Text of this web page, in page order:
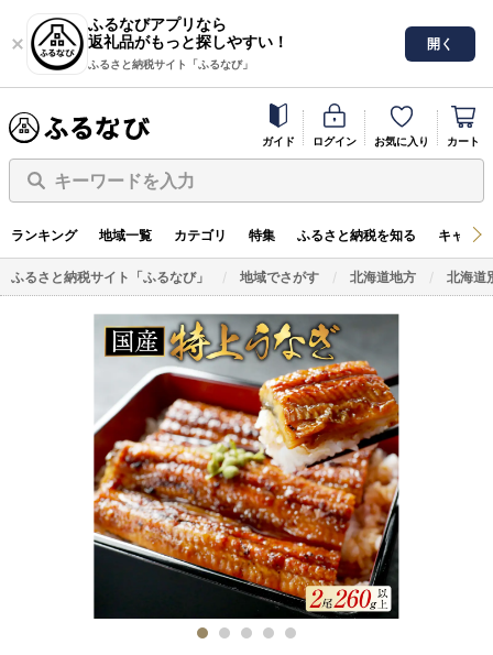
ふるなびアプリなら
返礼品がもっと探しやすい！
ふるさと納税サイト「ふるなび」
開く
ガイド ログイン お気に入り カート
キーワードを入力
ランキング 地域一覧 カテゴリ 特集 ふるさと納税を知る キャン
ふるさと納税サイト「ふるなび」 地域でさがす 北海道地方 北海道